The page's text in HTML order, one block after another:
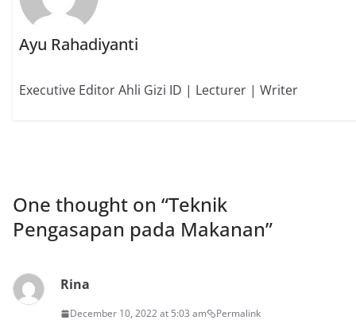
Ayu Rahadiyanti
Executive Editor Ahli Gizi ID | Lecturer | Writer
One thought on “Teknik
Pengasapan pada Makanan”
Rina
December 10, 2022 at 5:03 am Permalink